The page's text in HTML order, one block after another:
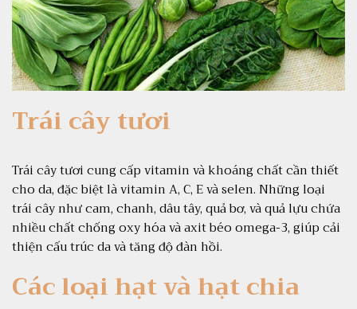
Trái cây tươi
Trái cây tươi cung cấp vitamin và khoáng chất cần thiết
cho da, đặc biệt là vitamin A, C, E và selen. Những loại
trái cây như cam, chanh, dâu tây, quả bơ, và quả lựu chứa
nhiều chất chống oxy hóa và axit béo omega-3, giúp cải
thiện cấu trúc da và tăng độ đàn hồi.
Các loại hạt và hạt chia